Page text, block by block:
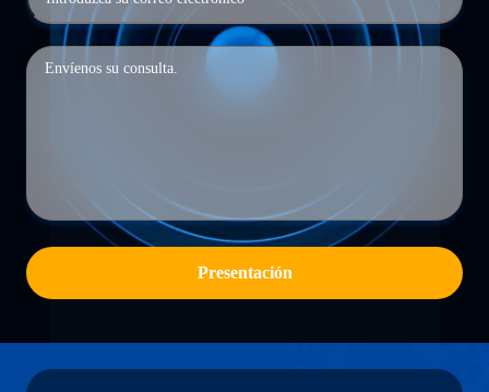
Presentación